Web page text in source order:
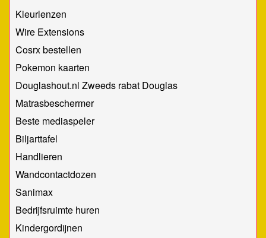
Kleurlenzen
Wire Extensions
Cosrx bestellen
Pokemon kaarten
Douglashout.nl Zweeds rabat Douglas
Matrasbeschermer
Beste mediaspeler
Biljarttafel
Handlieren
Wandcontactdozen
Sanimax
Bedrijfsruimte huren
Kindergordijnen